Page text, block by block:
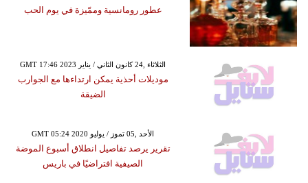
عطور رومانسية وممّيزة في يوم الحب
GMT 17:46 2023 الثلاثاء ,24 كانون الثاني / يناير
موديلات أحذية يمكن ارتداءها مع الجوارب
الضيقة
GMT 05:24 2020 الأحد ,05 تموز / يوليو
تقرير يرصد تفاصيل انطلاق أسبوع الموضة
الصيفية افتراضيًا في باريس